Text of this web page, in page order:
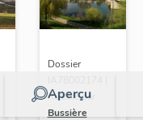
Aperçu
Dossier
Réalisé par
Bussière